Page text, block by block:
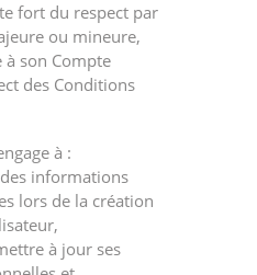
fort du respect par
ou mineure,
à son Compte
des Conditions
à :
informations
lors de la création
à jour ses